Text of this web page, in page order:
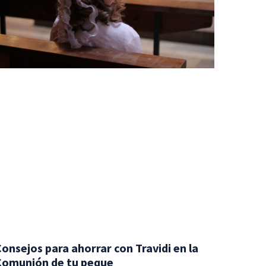
para ahorrar con Travidi en la
de tu peque